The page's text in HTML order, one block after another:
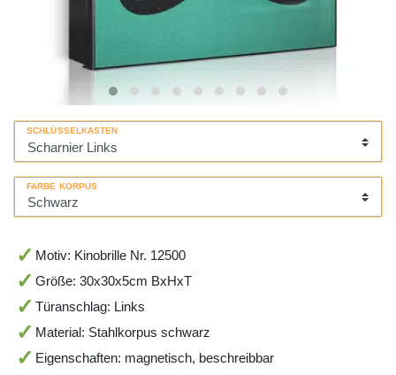
SCHLÜSSELKASTEN
FARBE KORPUS
Motiv: Kinobrille Nr. 12500
Größe: 30x30x5cm BxHxT
Türanschlag: Links
Material: Stahlkorpus schwarz
Eigenschaften: magnetisch, beschreibbar